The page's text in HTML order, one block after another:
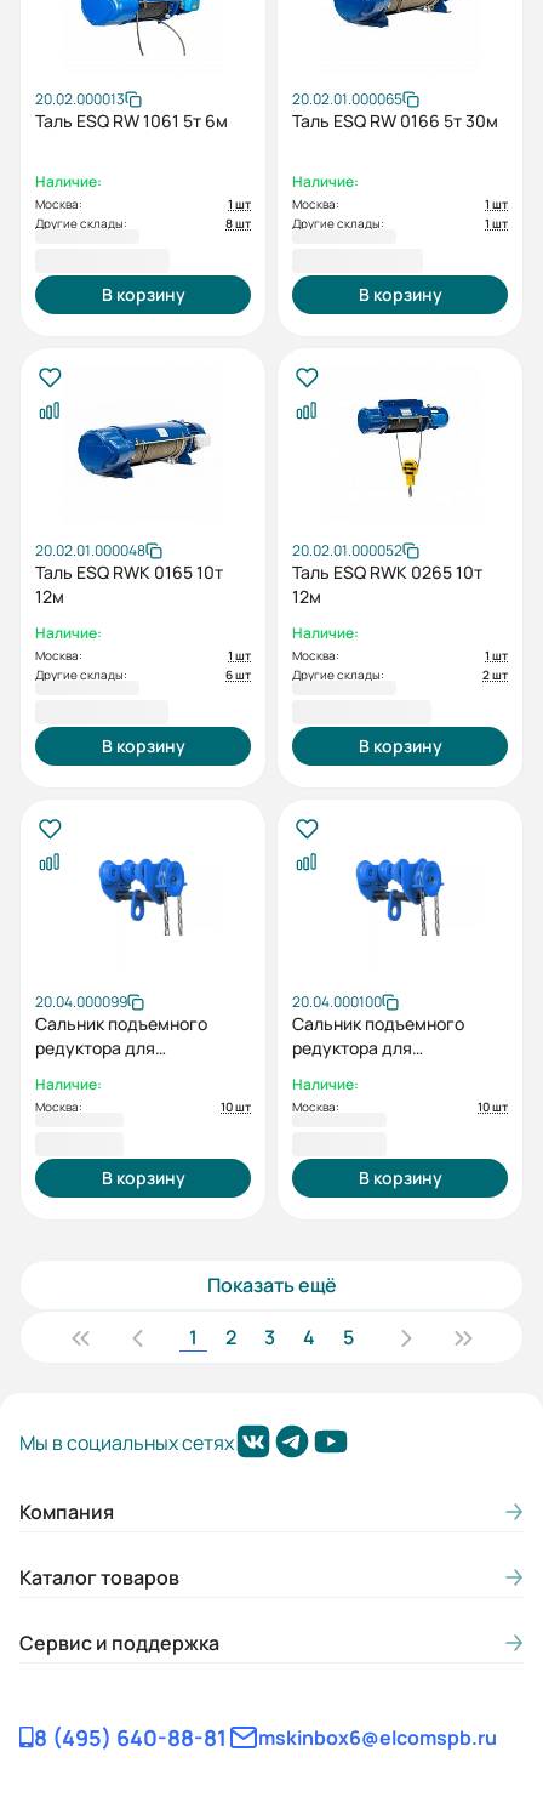
20.02.000013
Таль ESQ RW 1061 5т 6м
Наличие:
Москва:
1 шт
Другие склады:
8 шт
В корзину
20.02.01.000065
Таль ESQ RW 0166 5т 30м
Наличие:
Москва:
1 шт
Другие склады:
1 шт
В корзину
20.02.01.000048
Таль ESQ RWK 0165 10т
12м
Наличие:
Москва:
1 шт
Другие склады:
6 шт
В корзину
20.02.01.000052
Таль ESQ RWK 0265 10т
12м
Наличие:
Москва:
1 шт
Другие склады:
2 шт
В корзину
20.04.000099
Сальник подъемного
редуктора для
Наличие:
Москва: 10 шт
В корзину
20.04.000100
Сальник подъемного
редуктора для
Наличие:
Москва: 10 шт
В корзину
Показать ещё
1
2 3 4 5
Мы в социальных сетях
Компания
Каталог товаров
Сервис и поддержка
8 (495) 640-88-81 mskinbox6@elcomspb.ru